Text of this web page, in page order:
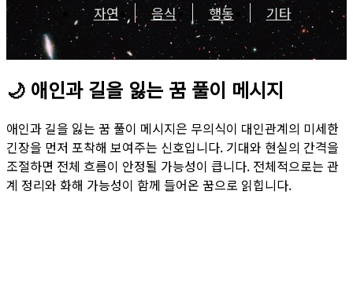
자연 음식 행동 기타
🌙 애인과 길을 잃는 꿈 풀이 메시지
애인과 길을 잃는 꿈 풀이 메시지은 무의식이 대인관계의 미세한
긴장을 먼저 포착해 보여주는 신호입니다. 기대와 현실의 간격을
조절하면 전체 흐름이 안정될 가능성이 큽니다. 전체적으로는 관
계 정리와 화해 가능성이 함께 들어온 꿈으로 읽힙니다.